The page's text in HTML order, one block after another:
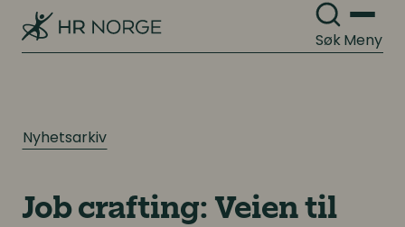
SøkMeny
Nyhetsarkiv
Job crafting: Veien til